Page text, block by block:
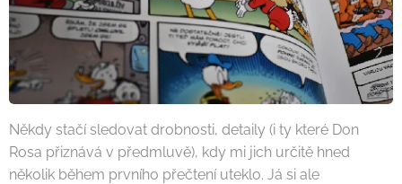
Někdy stačí sledovat drobnosti, detaily (i ty které Don
Rosa přiznává v předmluvě), kdy mi jich určitě hned
několik během prvního přečtení uteklo. Já si ale